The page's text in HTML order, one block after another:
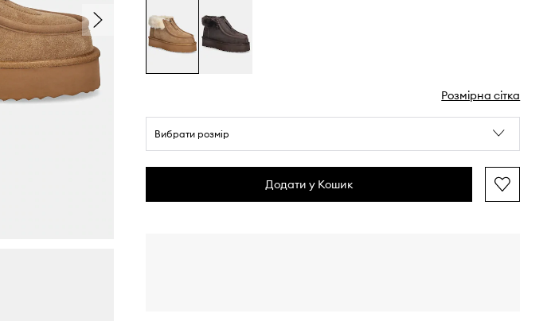
Розмірна сітка
Вибрати розмір
Додати у Кошик